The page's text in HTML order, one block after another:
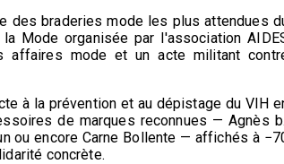
des braderies mode les plus attendues
Mode organisée par l'association
affaires mode et un acte militant
à la prévention et au dépistage du VIH
de marques reconnues — Agnès
ou encore Carne Bollente — affichés à
concrète.